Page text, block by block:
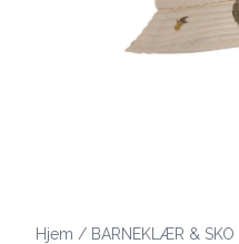
Hjem / BARNEKLÆR & SKO